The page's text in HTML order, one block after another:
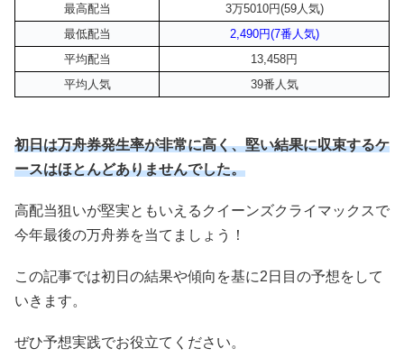
最高配当
3万5010円(59人気)
最低配当
2,490円(7番人気)
平均配当
13,458円
平均人気
39番人気
初日は万舟券発生率が非常に高く、堅い結果に収束するケ
ースはほとんどありませんでした。
高配当狙いが堅実ともいえるクイーンズクライマックスで
今年最後の万舟券を当てましょう！
この記事では初日の結果や傾向を基に2日目の予想をして
いきます。
ぜひ予想実践でお役立てください。